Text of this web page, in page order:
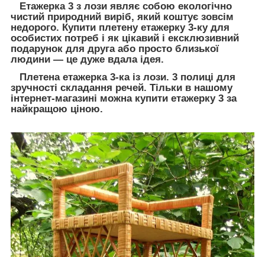
Етажерка 3 з лози являє собою екологічно
чистий природний виріб, який коштує зовсім
недорого. Купити плетену етажерку 3-ку для
особистих потреб і як цікавий і ексклюзивний
подарунок для друга або просто близької
людини — це дуже вдала ідея.
Плетена етажерка 3-ка із лози. 3 полиці для
зручності складання речей. Тільки в нашому
інтернет-магазині можна купити етажерку 3 за
найкращою ціною.